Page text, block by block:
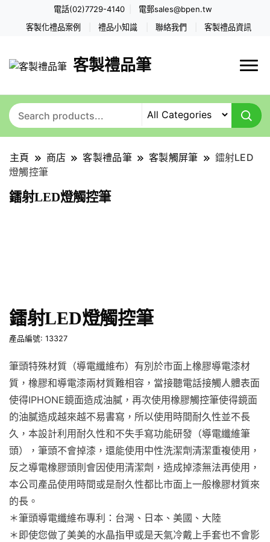
電話(02)7729-4140 電郵sales@bpen.tw
客製化禮品案例 禮品小知識 聯絡我們 客製禮品資訊
客製禮品筆
主頁 商店 客製禮品筆 客製觸屏筆
鐳射LED
燈觸控筆
鐳射LED燈觸控筆
鐳射LED燈觸控筆
產品編號: 13327
筆頭特殊材質（導電纖維布）有別於市面上橡膠導電漆材
質，橡膠和導電漆兩材質難相容，當接聽電話接觸人體表面
使得IPHONE鏡面造成油膩，再次使用橡膠觸控筆使得鏡面
的油膩造成越來越不易書寫，所以使用時間耐久性並不長
久，本設計利用耐久性和不失手寫功能研發（導電纖維筆
頭），筆頭不會掉漆，還能使用中性洗潔劑清潔重複使用，
反之導電橡膠頭則會因使用清潔劑，造成掉漆無法再使用，
本公司產品使用時間或是耐久性都比市面上一般橡膠材質來
的長。
＊筆頭導電纖維布專利：台灣、日本、美國、大陸
＊即使您做了美美的水晶指甲或是天氣冷戴上手套也不會影